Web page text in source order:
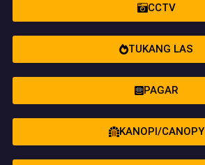
CCTV
TUKANG LAS
PAGAR
KANOPI/CANOPY